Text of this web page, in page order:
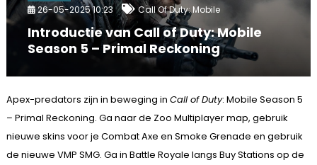
26-05-2025 10:23 Call Of Duty: Mobile
Introductie van Call of Duty: Mobile
Season 5 – Primal Reckoning
Apex-predators zijn in beweging in Call of Duty: Mobile Season 5
– Primal Reckoning. Ga naar de Zoo Multiplayer map, gebruik
nieuwe skins voor je Combat Axe en Smoke Grenade en gebruik
de nieuwe VMP SMG. Ga in Battle Royale langs Buy Stations op de